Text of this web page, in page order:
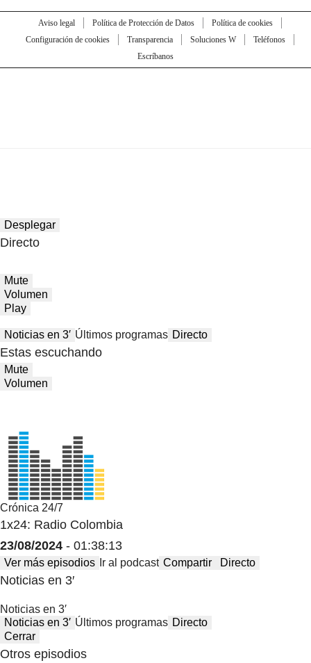
Aviso legal Política de Protección de Datos
Política de cookies
Configuración de cookies
Transparencia Soluciones W
Teléfonos
Escríbanos
Desplegar
Directo
Mute
Volumen
Play
Noticias en 3′ Últimos programas Directo
Estas escuchando
Mute
Volumen
Crónica 24/7
1x24: Radio Colombia
23/08/2024 - 01:38:13
Ver más episodios Ir al podcast Compartir Directo
Noticias en 3′
Noticias en 3′
Noticias en 3′ Últimos programas Directo
Cerrar
Otros episodios